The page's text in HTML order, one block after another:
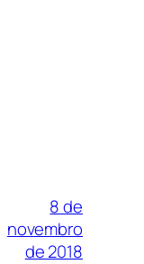
8 de
novembro
de 2018